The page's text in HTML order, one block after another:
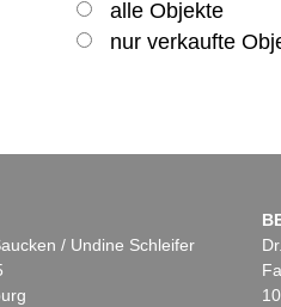
alle Objekte
nur verkaufte
/ Undine Schleifer